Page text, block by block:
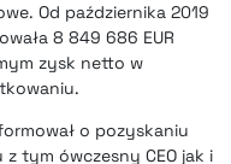
Od października 2019
8 849 686 EUR
zysk netto w
o pozyskaniu
z tym ówczesny CEO jak i